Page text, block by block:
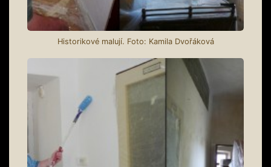
Historikové malují. Foto: Kamila Dvořáková